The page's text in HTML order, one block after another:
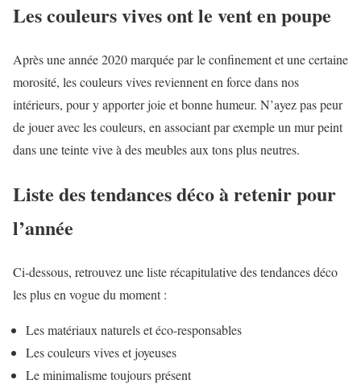
Les couleurs vives ont le vent en poupe
Après une année 2020 marquée par le confinement et une certaine
morosité, les couleurs vives reviennent en force dans nos
intérieurs, pour y apporter joie et bonne humeur. N’ayez pas peur
de jouer avec les couleurs, en associant par exemple un mur peint
dans une teinte vive à des meubles aux tons plus neutres.
Liste des tendances déco à retenir pour
l’année
Ci-dessous, retrouvez une liste récapitulative des tendances déco
les plus en vogue du moment :
Les matériaux naturels et éco-responsables
Les couleurs vives et joyeuses
Le minimalisme toujours présent